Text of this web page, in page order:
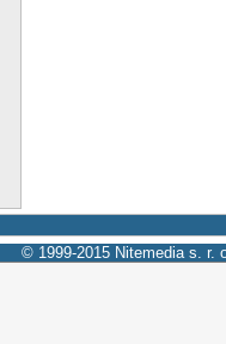
© 1999-2015 Nitemedia s. r.